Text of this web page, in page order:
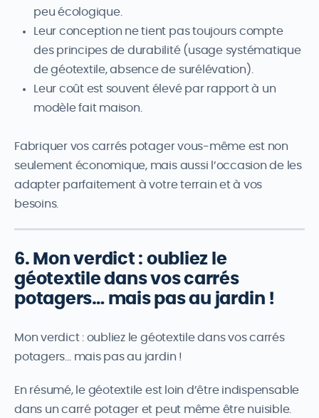
peu écologique.
Leur conception ne tient pas toujours compte
des principes de durabilité (usage systématique
de géotextile, absence de surélévation).
Leur coût est souvent élevé par rapport à un
modèle fait maison.
Fabriquer vos carrés potager vous-même est non
seulement économique, mais aussi l’occasion de les
adapter parfaitement à votre terrain et à vos
besoins.
6. Mon verdict : oubliez le
géotextile dans vos carrés
potagers… mais pas au jardin !
Mon verdict : oubliez le géotextile dans vos carrés
potagers… mais pas au jardin !
En résumé, le géotextile est loin d’être indispensable
dans un carré potager et peut même être nuisible.